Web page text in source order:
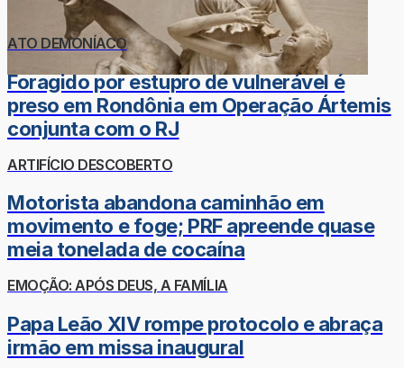
ATO DEMONÍACO
Foragido por estupro de vulnerável é
preso em Rondônia em Operação Ártemis
conjunta com o RJ
ARTIFÍCIO DESCOBERTO
Motorista abandona caminhão em
movimento e foge; PRF apreende quase
meia tonelada de cocaína
EMOÇÃO: APÓS DEUS, A FAMÍLIA
Papa Leão XIV rompe protocolo e abraça
irmão em missa inaugural